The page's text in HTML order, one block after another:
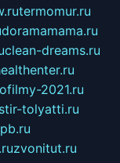
termomur.ru
doramamama.ru
clean-dreams.ru
2021.ru
tolyatti.ru
zvonitut.ru